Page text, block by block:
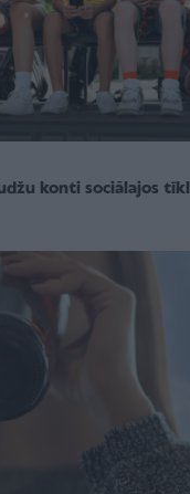
konti sociālajos